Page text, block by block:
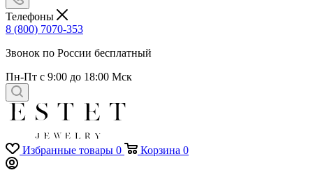
Телефоны
8 (800) 7070-353
Звонок по России бесплатный
Пн-Пт с 9:00 до 18:00 Мск
Избранные товары 0 Корзина 0